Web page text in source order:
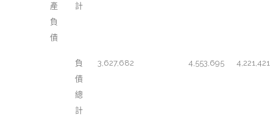
產
負
債
計
負
債
總
計
3,627,682 4,553,695 4,221,421